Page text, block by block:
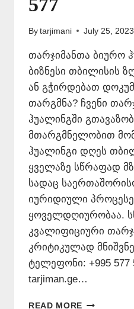
577
By tarjimani July 25, 2023
თარჯიმანთა ბიურო
ბიზნესი თბილისის
ან გჭირდებათ
თარგმნა? ჩვენი
ჰუალინგში
მთარგმნელობით
ჰუალინგი დღეს
ყველაზე სწრაფად
სადაც
იურიდიული
ყოველდღიურობაა.
კვალიფიციური
კრიტიკულად
ტელეფონი: +995 577
tarjiman.ge…
READ MORE ᲗᲐᲠᲯᲘᲛᲐᲜᲗᲐ